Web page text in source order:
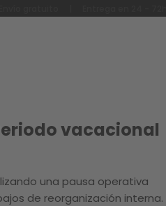
vacacional
una pausa operativa
de reorganización interna.